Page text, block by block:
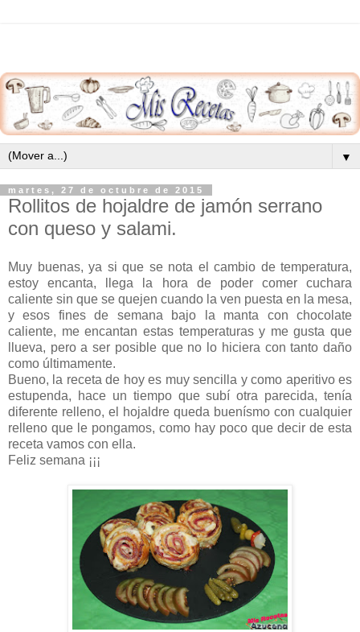
▼
martes, 27 de octubre de 2015
Rollitos de hojaldre de jamón serrano
con queso y salami.
Muy buenas, ya si que se nota el cambio de temperatura,
estoy encanta, llega la hora de poder comer cuchara
caliente sin que se quejen cuando la ven puesta en la mesa,
y esos fines de semana bajo la manta con chocolate
caliente, me encantan estas temperaturas y me gusta que
llueva, pero a ser posible que no lo hiciera con tanto daño
como últimamente.
Bueno, la receta de hoy es muy sencilla y como aperitivo es
estupenda, hace un tiempo que subí otra parecida, tenía
diferente relleno, el hojaldre queda buenísmo con cualquier
relleno que le pongamos, como hay poco que decir de esta
receta vamos con ella.
Feliz semana ¡¡¡